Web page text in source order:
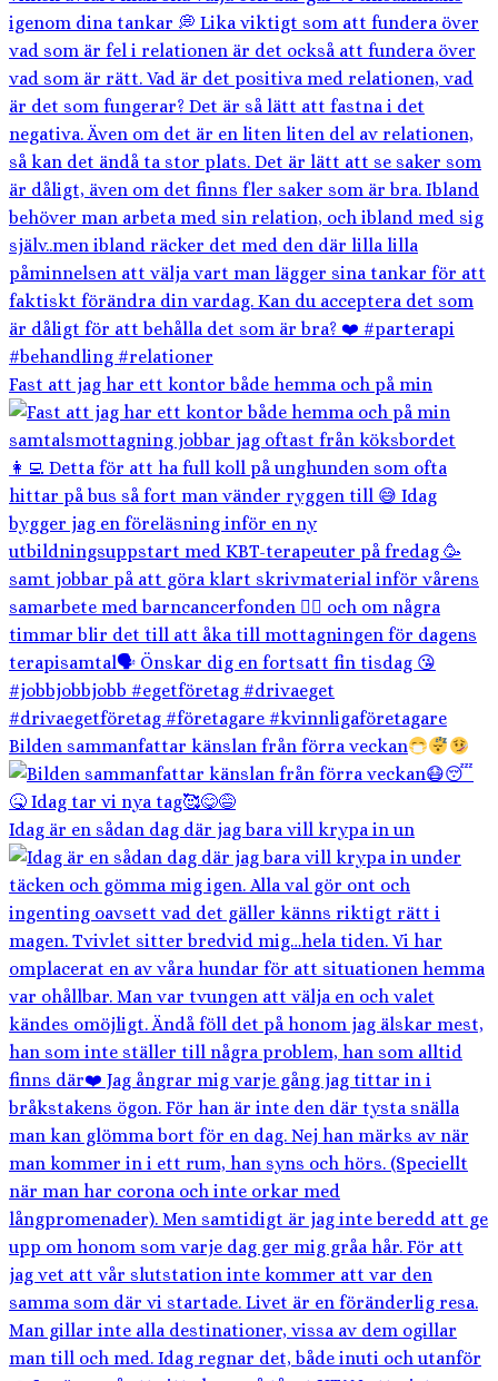
Fast att jag har ett kontor både hemma och på min
Bilden sammanfattar känslan från förra veckan
Idag är en sådan dag där jag bara vill krypa in un